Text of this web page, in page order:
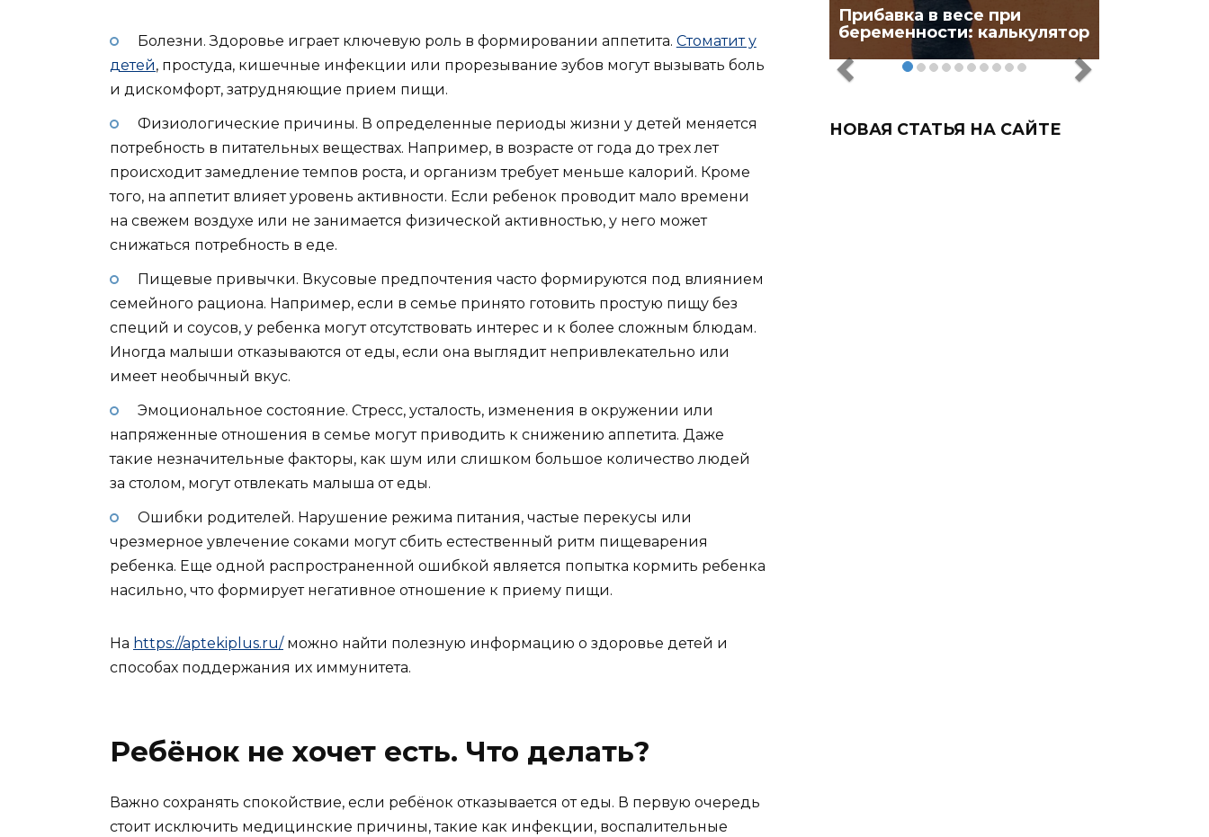
Болезни. Здоровье играет ключевую роль в формировании аппетита. Стоматит у
детей, простуда, кишечные инфекции или прорезывание зубов могут вызывать боль
и дискомфорт, затрудняющие прием пищи.
Физиологические причины. В определенные периоды жизни у детей меняется
потребность в питательных веществах. Например, в возрасте от года до трех лет
происходит замедление темпов роста, и организм требует меньше калорий. Кроме
того, на аппетит влияет уровень активности. Если ребенок проводит мало времени
на свежем воздухе или не занимается физической активностью, у него может
снижаться потребность в еде.
Пищевые привычки. Вкусовые предпочтения часто формируются под влиянием
семейного рациона. Например, если в семье принято готовить простую пищу без
специй и соусов, у ребенка могут отсутствовать интерес и к более сложным блюдам.
Иногда малыши отказываются от еды, если она выглядит непривлекательно или
имеет необычный вкус.
Эмоциональное состояние. Стресс, усталость, изменения в окружении или
напряженные отношения в семье могут приводить к снижению аппетита. Даже
такие незначительные факторы, как шум или слишком большое количество людей
за столом, могут отвлекать малыша от еды.
Ошибки родителей. Нарушение режима питания, частые перекусы или
чрезмерное увлечение соками могут сбить естественный ритм пищеварения
ребенка. Еще одной распространенной ошибкой является попытка кормить ребенка
насильно, что формирует негативное отношение к приему пищи.
На https://aptekiplus.ru/можно найти полезную информацию о здоровье детей и
способах поддержания их иммунитета.
Ребёнок не хочет есть. Что делать?
Важно сохранять спокойствие, если ребёнок отказывается от еды. В первую очередь
стоит исключить медицинские причины, такие как инфекции, воспалительные
Прибавка в весе при
беременности: калькулятор
НОВАЯ СТАТЬЯ НА САЙТЕ